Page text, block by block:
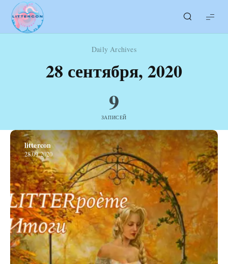
LITTERcon
Daily Archives
28 сентября, 2020
9
ЗАПИСЕЙ
littercon
28.09.2020